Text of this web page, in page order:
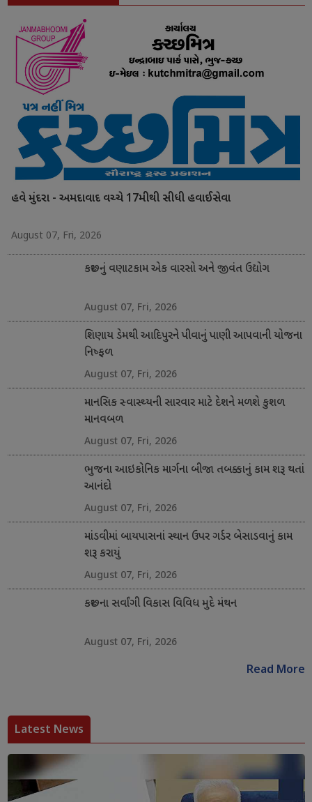
હવે મુંદરા - અમદાવાદ વચ્ચે 17મીથી સીધી હવાઈસેવા
August 07, Fri, 2026
કચ્છનું વણાટકામ એક વારસો અને જીવંત ઉદ્યોગ
August 07, Fri, 2026
શિણાય ડેમથી આદિપુરને પીવાનું પાણી આપવાની યોજના
નિષ્ફળ
August 07, Fri, 2026
માનસિક સ્વાસ્થ્યની સારવાર માટે દેશને મળશે કુશળ
માનવબળ
August 07, Fri, 2026
ભુજના આઇકોનિક માર્ગના બીજા તબક્કાનું કામ શરૂ થતાં
આનંદો
August 07, Fri, 2026
માંડવીમાં બાયપાસનાં સ્થાન ઉપર ગર્ડર બેસાડવાનું કામ
શરૂ કરાયું
August 07, Fri, 2026
કચ્છના સર્વાંગી વિકાસ વિવિધ મુદે મંથન
August 07, Fri, 2026
Read More
Latest News